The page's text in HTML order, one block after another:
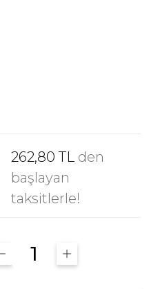
262,80 TL den
başlayan
taksitlerle!